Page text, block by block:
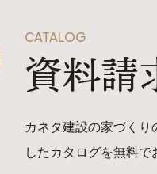
CATALOG
資料請
カネタ建設の家づくり
したカタログを無料で